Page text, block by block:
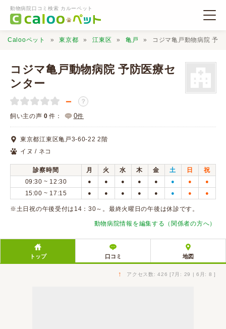
動物病院口コミ検索 カルーペット
動物病院検索
口コミ投稿
Calooペット 東京都 江東区 亀戸 コジマ亀戸動物病院 予
コジマ亀戸動物病院 予防医療セ
ンター
－ ？
飼い主の声 0 件： 0件
東京都江東区亀戸3-60-22 2階
イヌ / ネコ
診察時間 月 火 水 木 金 土 日
祝
09:30 ~ 12:30
● ● ● ● ● ● ● ●
15:00 ~ 17:15 ● ● ● ● ● ● ● ●
※土日祝の午後受付は14：30～。最終火曜日の午後は休診です。
動物病院情報を編集する（関係者の方へ）
トップ 口コミ 地図
↑ アクセス数: 426 [7月: 29 | 6月: 8 ]